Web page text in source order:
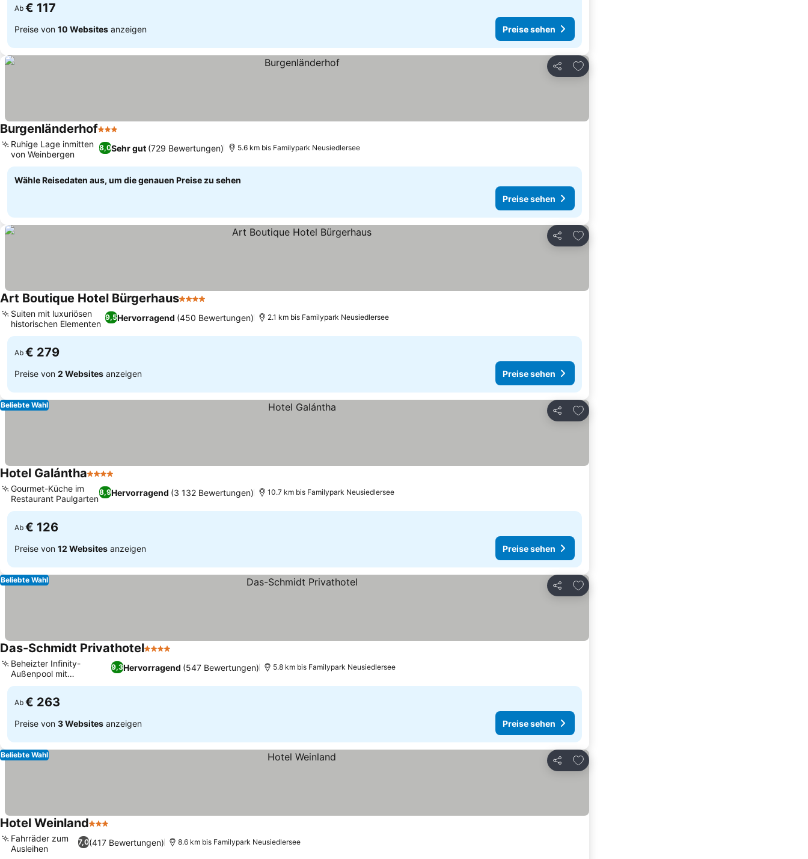
Ab € 117
Preise von 10 Websites anzeigen Preise sehen
Teilen
Zu Favoriten hinzufügen
Burgenländerhof3 Sterne
8,0Sehr gut (729 Bewertungen)
Ruhige Lage inmitten
von Weinbergen
5.6 km bis Familypark Neusiedlersee
Wähle Reisedaten aus, um die genauen Preise zu sehen
Preise sehen
Teilen
Zu Favoriten hinzufügen
Art Boutique Hotel Bürgerhaus4 Sterne
9,5Hervorragend (450 Bewertungen)
Suiten mit luxuriösen
historischen Elementen
2.1 km bis Familypark Neusiedlersee
Ab € 279
Preise von 2 Websites anzeigen Preise sehen
Teilen
Zu Favoriten hinzufügen
Beliebte Wahl
Hotel Galántha4 Sterne
8,9Hervorragend (3 132 Bewertungen)
Gourmet-Küche im
Restaurant Paulgarten
10.7 km bis Familypark Neusiedlersee
Ab € 126
Preise von 12 Websites anzeigen Preise sehen
Teilen
Zu Favoriten hinzufügen
Beliebte Wahl
Das-Schmidt Privathotel4 Sterne
9,3Hervorragend (547 Bewertungen)
Beheizter Infinity-
Außenpool mit
Granderwasser
5.8 km bis Familypark Neusiedlersee
Ab € 263
Preise von 3 Websites anzeigen Preise sehen
Teilen
Zu Favoriten hinzufügen
Beliebte Wahl
Hotel Weinland3 Sterne
7,0(417 Bewertungen)
Fahrräder zum
Ausleihen
8.6 km bis Familypark Neusiedlersee